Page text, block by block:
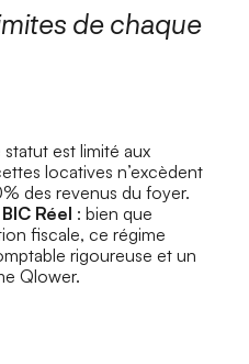
de chaque
statut est limité aux
locatives n’excèdent
des revenus du foyer.
Réel : bien que
fiscale, ce régime
rigoureuse et un
Qlower.